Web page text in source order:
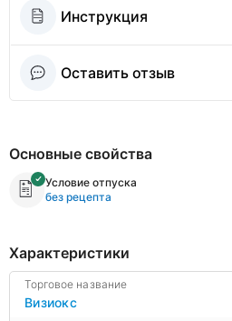
Инструкция
Оставить отзыв
Основные свойства
Условие отпуска
без рецепта
Характеристики
Торговое название
Визиокс